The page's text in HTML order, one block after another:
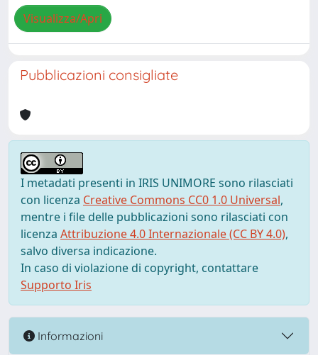
Visualizza/Apri
Pubblicazioni consigliate
I metadati presenti in IRIS UNIMORE sono rilasciati
con licenza Creative Commons CC0 1.0 Universal,
mentre i file delle pubblicazioni sono rilasciati con
licenza Attribuzione 4.0 Internazionale (CC BY 4.0),
salvo diversa indicazione.
In caso di violazione di copyright, contattare
Supporto Iris
Informazioni